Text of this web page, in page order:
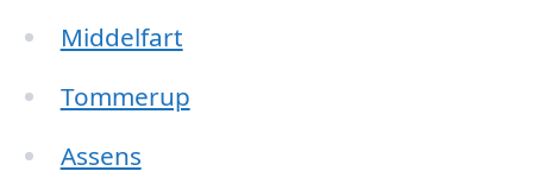
Middelfart
Tommerup
Assens